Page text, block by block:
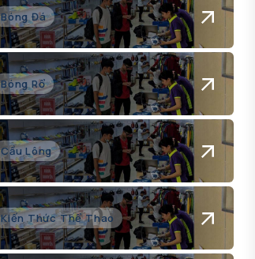
Bóng Đá
Bóng Rổ
Cầu Lông
Kiến Thức Thể Thao